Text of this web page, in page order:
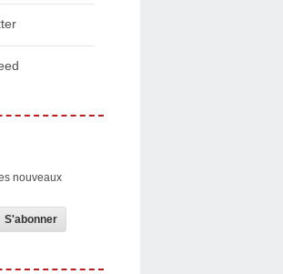
nouveaux